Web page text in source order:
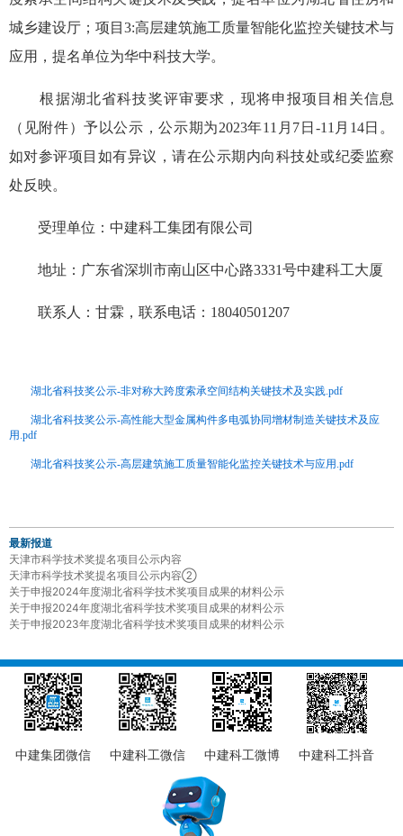
城乡建设厅；项目3:高层建筑施工质量智能化监控关键技术与
应用，提名单位为华中科技大学。
根据湖北省科技奖评审要求，现将申报项目相关信息
（见附件）予以公示，公示期为2023年11月7日-11月14日。
如对参评项目如有异议，请在公示期内向科技处或纪委监察
处反映。
受理单位：中建科工集团有限公司
地址：广东省深圳市南山区中心路3331号中建科工大厦
联系人：甘霖，联系电话：18040501207
湖北省科技奖公示-非对称大跨度索承空间结构关键技术及实践.pdf
湖北省科技奖公示-高性能大型金属构件多电弧协同增材制造关键技术及应
用.pdf
湖北省科技奖公示-高层建筑施工质量智能化监控关键技术与应用.pdf
最新报道
天津市科学技术奖提名项目公示内容
天津市科学技术奖提名项目公示内容②
关于申报2024年度湖北省科学技术奖项目成果的材料公示
关于申报2024年度湖北省科学技术奖项目成果的材料公示
关于申报2023年度湖北省科学技术奖项目成果的材料公示
中建集团微信 中建科工微信 中建科工微博 中建科工抖音